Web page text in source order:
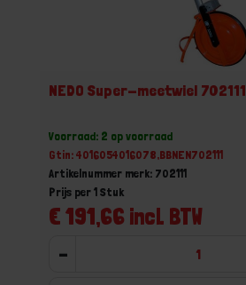
NEDO Super-meetwiel 702111
Voorraad: 2 op voorraad
Gtin: 4016054016078,BBNEN702111
Artikelnummer merk: 702111
€ 191,66 incl. BTW
Prijs per 1 Stuk
-